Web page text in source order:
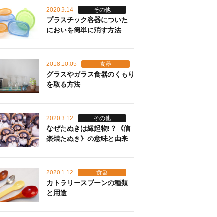
2020.9.14 その他
プラスチック容器についた
においを簡単に消す方法
2018.10.05 食器
グラスやガラス食器のくもり
を取る方法
2020.3.12 その他
なぜたぬきは縁起物!？《信
楽焼たぬき》の意味と由来
2020.1.12 食器
カトラリースプーンの種類
と用途